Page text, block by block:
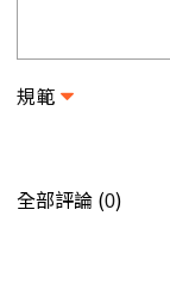
規範
全部評論 (0)